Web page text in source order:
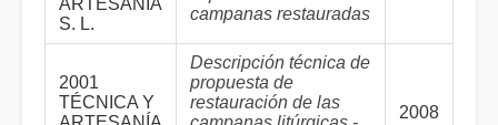
ARTESANÍA
S. L.
campanas restauradas
2001
TÉCNICA Y
Descripción técnica de
propuesta de
restauración de las
2008